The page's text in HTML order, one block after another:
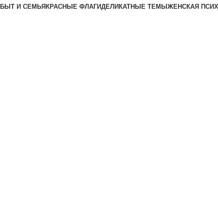
БЫТ И СЕМЬЯ КРАСНЫЕ ФЛАГИДЕЛИКАТНЫЕ ТЕМЫ ЖЕНСКАЯ